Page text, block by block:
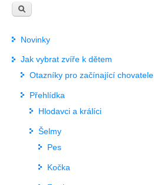
Novinky
Jak vybrat zvíře k dětem
Otazníky pro začínající chovatele
Přehlídka
Hlodavci a králíci
Šelmy
Pes
Kočka